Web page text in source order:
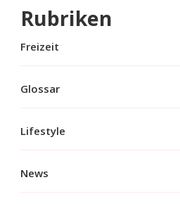
Rubriken
Freizeit
Glossar
Lifestyle
News